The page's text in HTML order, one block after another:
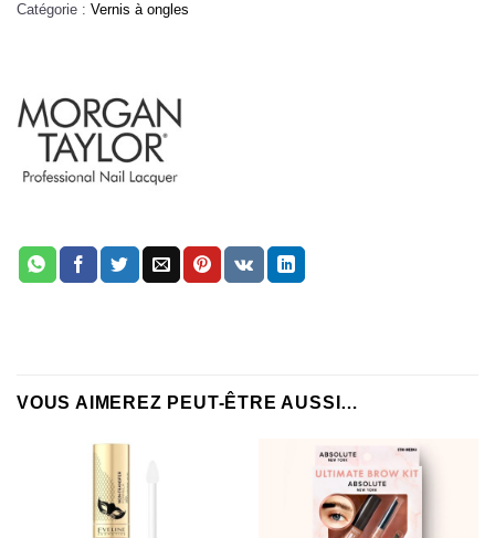
Catégorie : Vernis à ongles
VOUS AIMEREZ PEUT-ÊTRE AUSSI…